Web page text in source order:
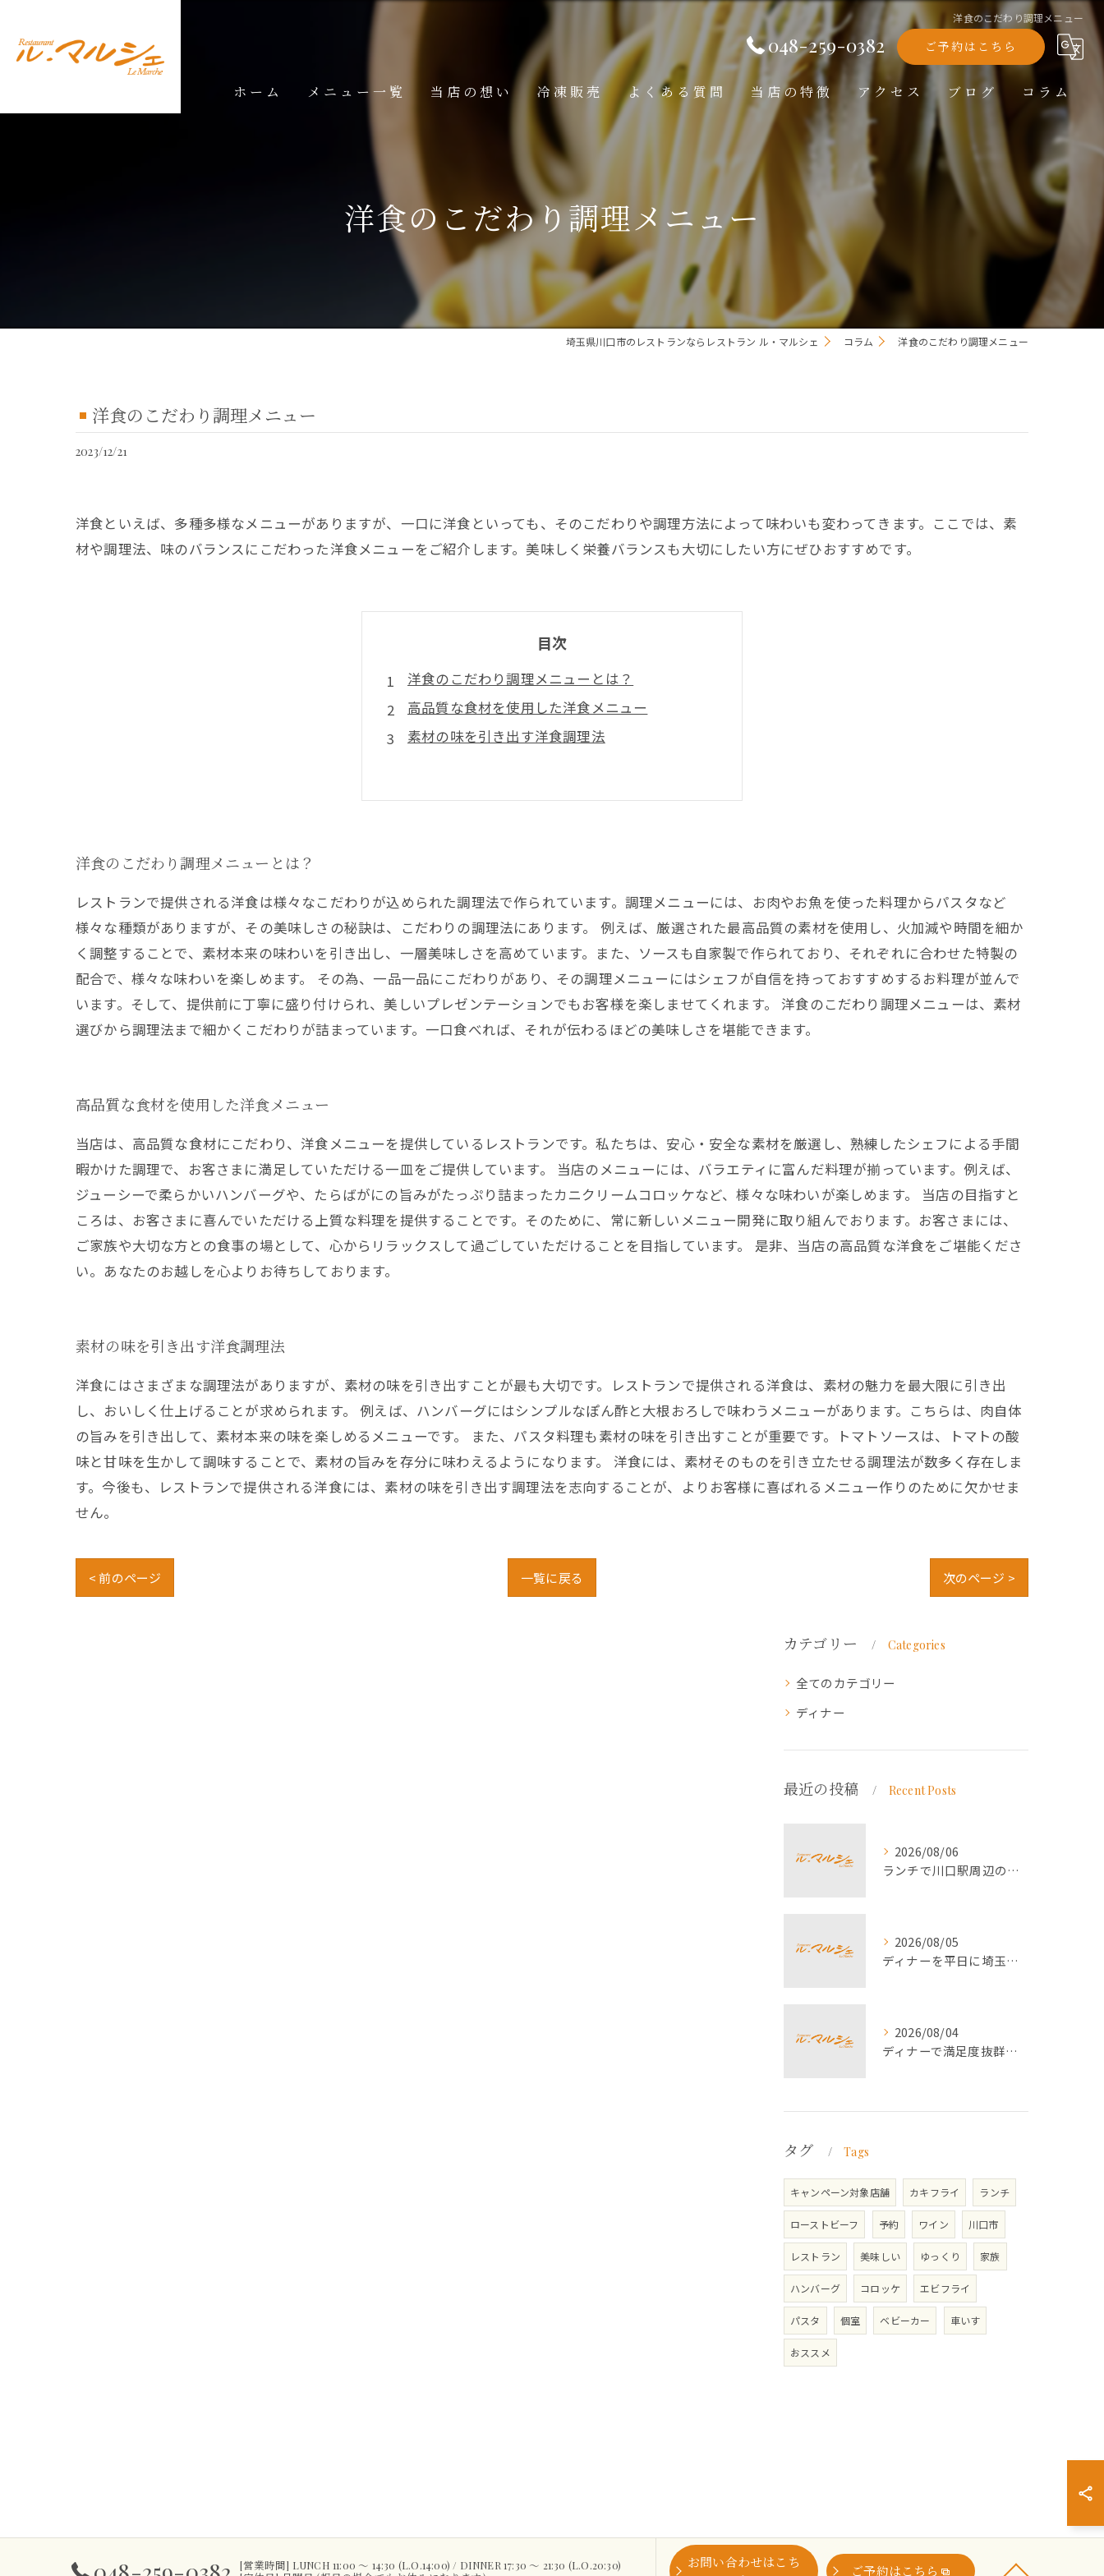
洋食のこだわり調理メニュー
048-259-0382 ご予約はこちら
ホーム メニュー一覧
ディナーメニュー
ドリンクメニュー
当店の想い 冷凍販売 よくある質問 当店の特徴
洋食
ランチ
ディナー
テイクアウト
アクセス ブログ コラム
洋食のこだわり調理メニュー
埼玉県川口市のレストランならレストラン ル・マルシェ コラム 洋食のこだわり調理メニュー
洋食のこだわり調理メニュー
2023/12/21
洋食といえば、多種多様なメニューがありますが、一口に洋食といっても、そのこだわりや調理方法によって味わいも変わってきます。ここでは、素
材や調理法、味のバランスにこだわった洋食メニューをご紹介します。美味しく栄養バランスも大切にしたい方にぜひおすすめです。
目次
洋食のこだわり調理メニューとは？
高品質な食材を使用した洋食メニュー
素材の味を引き出す洋食調理法
洋食のこだわり調理メニューとは？
レストランで提供される洋食は様々なこだわりが込められた調理法で作られています。調理メニューには、お肉やお魚を使った料理からパスタなど
様々な種類がありますが、その美味しさの秘訣は、こだわりの調理法にあります。 例えば、厳選された最高品質の素材を使用し、火加減や時間を細か
く調整することで、素材本来の味わいを引き出し、一層美味しさを高めています。また、ソースも自家製で作られており、それぞれに合わせた特製の
配合で、様々な味わいを楽しめます。 その為、一品一品にこだわりがあり、その調理メニューにはシェフが自信を持っておすすめするお料理が並んで
います。そして、提供前に丁寧に盛り付けられ、美しいプレゼンテーションでもお客様を楽しませてくれます。 洋食のこだわり調理メニューは、素材
選びから調理法まで細かくこだわりが詰まっています。一口食べれば、それが伝わるほどの美味しさを堪能できます。
高品質な食材を使用した洋食メニュー
当店は、高品質な食材にこだわり、洋食メニューを提供しているレストランです。私たちは、安心・安全な素材を厳選し、熟練したシェフによる手間
暇かけた調理で、お客さまに満足していただける一皿をご提供しています。 当店のメニューには、バラエティに富んだ料理が揃っています。例えば、
ジューシーで柔らかいハンバーグや、たらばがにの旨みがたっぷり詰まったカニクリームコロッケなど、様々な味わいが楽しめます。 当店の目指すと
ころは、お客さまに喜んでいただける上質な料理を提供することです。そのために、常に新しいメニュー開発に取り組んでおります。お客さまには、
ご家族や大切な方との食事の場として、心からリラックスして過ごしていただけることを目指しています。 是非、当店の高品質な洋食をご堪能くださ
い。あなたのお越しを心よりお待ちしております。
素材の味を引き出す洋食調理法
洋食にはさまざまな調理法がありますが、素材の味を引き出すことが最も大切です。レストランで提供される洋食は、素材の魅力を最大限に引き出
し、おいしく仕上げることが求められます。 例えば、ハンバーグにはシンプルなぽん酢と大根おろしで味わうメニューがあります。こちらは、肉自体
の旨みを引き出して、素材本来の味を楽しめるメニューです。 また、パスタ料理も素材の味を引き出すことが重要です。トマトソースは、トマトの酸
味と甘味を生かして調味することで、素材の旨みを存分に味わえるようになります。 洋食には、素材そのものを引き立たせる調理法が数多く存在しま
す。今後も、レストランで提供される洋食には、素材の味を引き出す調理法を志向することが、よりお客様に喜ばれるメニュー作りのために欠かせま
せん。
< 前のページ 一覧に戻る 次のページ >
カテゴリー Categories
全てのカテゴリー
ディナー
最近の投稿 Recent Posts
2026/08/06
ランチで川口駅周辺の生パスタを満喫する女子会におすすめの最新ガイド
2026/08/05
ディナーを平日に埼玉県川口市で選ぶ満足度とコスパの高い外食術
2026/08/04
ディナーで満足度抜群の埼玉県川口市牡蠣フライ体験を叶える選び方完全ガイド
タグ Tags
キャンペーン対象店舗 カキフライ ランチ
ローストビーフ 予約 ワイン 川口市
レストラン 美味しい ゆっくり 家族
ハンバーグ コロッケ エビフライ
パスタ 個室 ベビーカー 車いす
おススメ
[営業時間] LUNCH 11:00 ～ 14:30 (L.O.14:00) / DINNER 17:30 ～ 21:30 (L.O.20:30)
お問い合わせはこち
ご予約はこちら